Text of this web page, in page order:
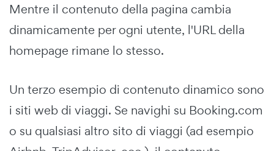
Mentre il contenuto della pagina cambia
dinamicamente per ogni utente, l'URL della
homepage rimane lo stesso.
Un terzo esempio di contenuto dinamico sono
i siti web di viaggi. Se navighi su Booking.com
o su qualsiasi altro sito di viaggi (ad esempio